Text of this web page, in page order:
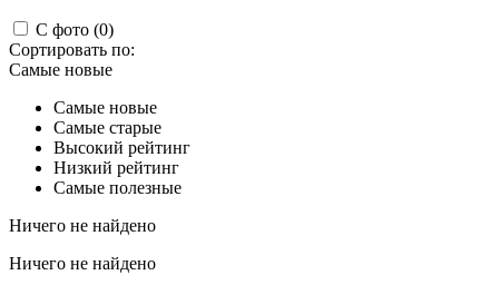
С фото (0)
Сортировать по:
Самые новые
Самые новые
Самые старые
Высокий рейтинг
Низкий рейтинг
Самые полезные
Ничего не найдено
Ничего не найдено